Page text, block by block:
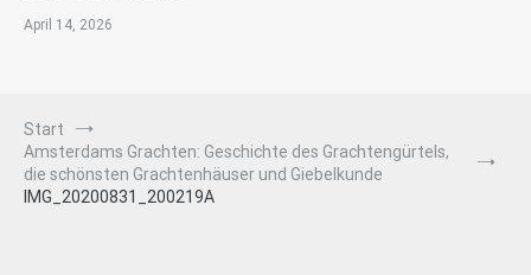
April 14, 2026
Start
Amsterdams Grachten: Geschichte des Grachtengürtels,
die schönsten Grachtenhäuser und Giebelkunde
IMG_20200831_200219A